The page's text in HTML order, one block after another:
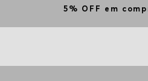
5% OFF em